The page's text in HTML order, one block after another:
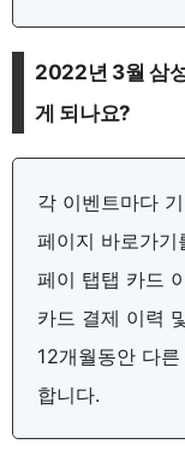
2022년 3월 삼
게 되나요?
각 이벤트마다
페이지 바로가기
페이 탭탭 카드
카드 결제 이력
12개월동안 다
합니다.